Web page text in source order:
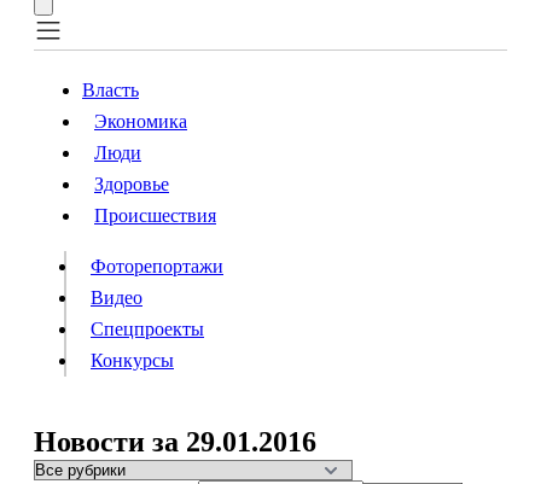
Власть
Происшествия
Видео
Конкурсы
Власть
Экономика
Люди
Здоровье
Происшествия
Фоторепортажи
Видео
Спецпроекты
Конкурсы
Новости за 29.01.2016